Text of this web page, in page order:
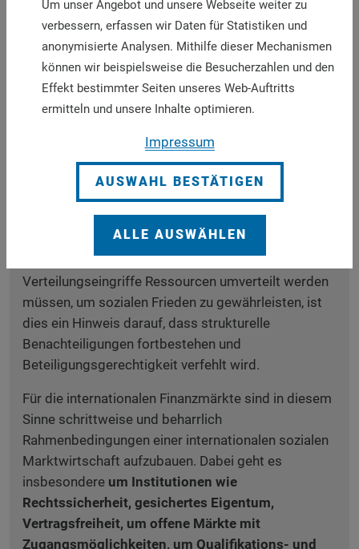
Güter- und Finanzmärkten unabhängig vom bereits
erreichten wirtschaftlichen Niveau gewährleistet
werden. Zur Solidarverantworung der
Wohlhabenden gehört daher die Schaffung eines
beteiligungsförderlichen Rahmens: von Strukturen,
die Eigeninitiative ermöglichen und dem Anliegen
Rechnung tragen, die Armen auch im
Darüber hinaus bleiben unterstützende Maßnahmen
im Bereich der Entwicklungszusammenarbeit vor
allem für die Ärmsten unerlässlich, um
Beteiligungsgerechtigkeit zu fördern. Wo wiederholt
in großem Umfang durch intervenierende
Verteilungseingriffe Ressourcen umverteilt werden
müssen, um sozialen Frieden zu gewährleisten, ist
dies ein Hinweis darauf, dass strukturelle
Benachteiligungen fortbestehen und
Beteiligungsgerechtigkeit verfehlt wird.
Für die internationalen Finanzmärkte sind in diesem
Sinne schrittweise und beharrlich
Rahmenbedingungen einer internationalen sozialen
Marktwirtschaft aufzubauen. Dabei geht es
insbesondere um Institutionen wie
Rechtssicherheit, gesichertes Eigentum,
Vertragsfreiheit, um offene Märkte mit
Zugangsmöglichkeiten, um Qualifikations- und
Um unser Angebot und unsere Webseite weiter zu
verbessern, erfassen wir Daten für Statistiken und
anonymisierte Analysen. Mithilfe dieser Mechanismen
können wir beispielsweise die Besucherzahlen und den
Effekt bestimmter Seiten unseres Web-Auftritts
ermitteln und unsere Inhalte optimieren.
Impressum
AUSWAHL BESTÄTIGEN
ALLE AUSWÄHLEN